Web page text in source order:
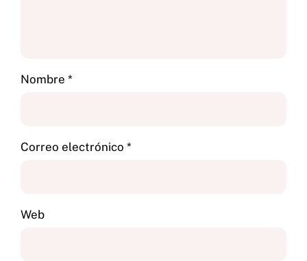
Nombre *
Correo electrónico *
Web